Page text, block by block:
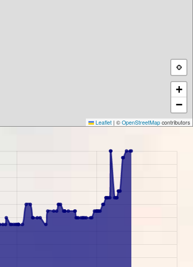
+
−
Leaflet | © OpenStreetMap contributors